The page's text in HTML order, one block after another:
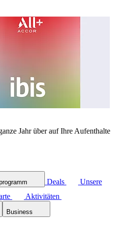
Jahr über auf Ihre Aufenthalte
Deals
Unsere
Aktivitäten
Business